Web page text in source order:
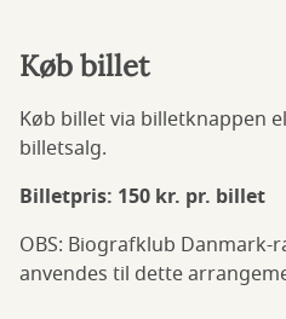
Køb billet
Køb billet via billetknappen
billetsalg.
Billetpris: 150 kr. pr. billet
OBS: Biografklub Danmark-
anvendes til dette